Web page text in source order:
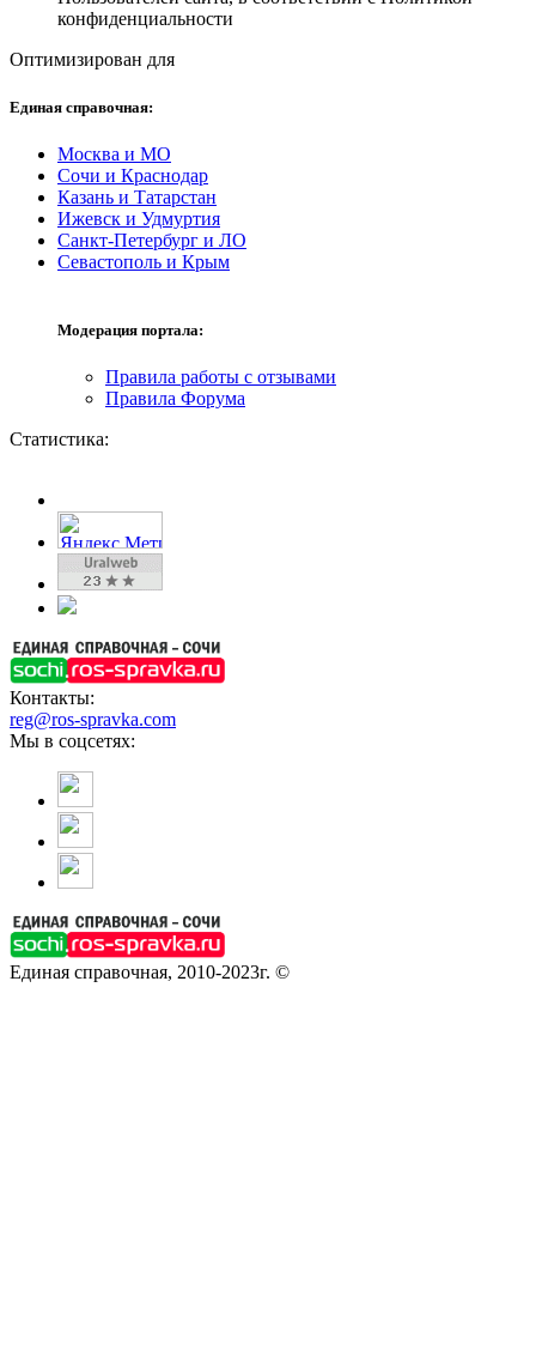
конфиденциальности
Оптимизирован для
Единая справочная:
Москва и МО
Сочи и Краснодар
Казань и Татарстан
Ижевск и Удмуртия
Санкт-Петербург и ЛО
Севастополь и Крым
Модерация портала:
Правила работы с отзывами
Правила Форума
Статистика:
Контакты:
reg@ros-spravka.com
Мы в соцсетях:
Единая справочная, 2010-2023г. ©